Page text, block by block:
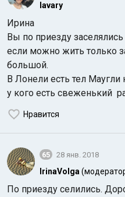
lavary
Ирина
Вы по приезду
если можно жить только
большой.
В Лонели есть тел
у кого есть свеженький
Нравится
65 28 янв. 2018
IrinaVolga
По приезду селились.